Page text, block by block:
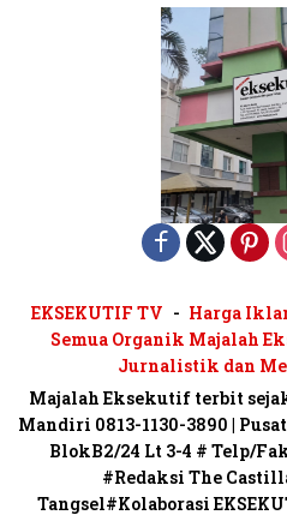
EKSEKUTIF TV
Harga
Semua Organik Majalah
Jurnalistik dan
Majalah Eksekutif terbit
Mandiri 0813-1130-3890 |
BlokB2/24 Lt 3-4 # Telp/
#Redaksi The
Tangsel#Kolaborasi